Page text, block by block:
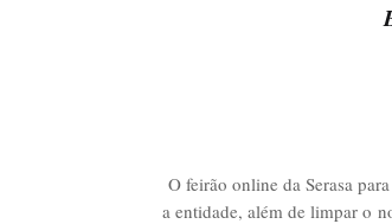
O feirão online da Serasa
a entidade, além de limpar o